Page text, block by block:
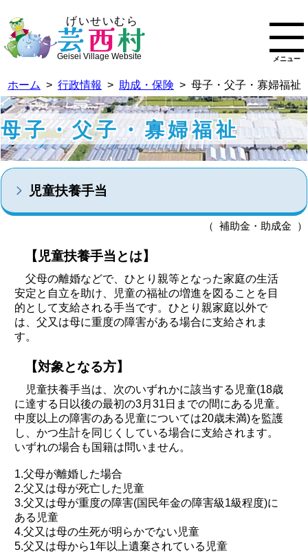
げいせいむら
芸西村
Geisei Village Website メニュー
ホーム > 行政情報 > 助成・保険 > 母子・父子・寡婦福祉
母子・父子・寡婦福祉
児童扶養手当
（ 補助金・助成金 ）
【児童扶養手当とは】
父母の離婚などで、ひとり親等となった家庭の生活
安定と自立を助け、児童の福祉の増進を図ることを目
的として支給される手当です。ひとり親家庭以外で
は、父又は母に重度の障害がある場合に支給されま
す。
【対象となる方】
児童扶養手当は、次のいずれかに該当する児童(18歳
に達する日以後の最初の3月31日までの間にある児童。
中度以上の障害のある児童については20歳未満)を監護
し、かつ生計を同じくしている場合に支給されます。
いずれの場合も国籍は問いません。
1.父母が離婚した場合
2.父又は母が死亡した児童
3.父又は母が重度の障害(国民年金の障害級1級程度)に
ある児童
4.父又は母の生死が明らかでない児童
5.父又は母から1年以上遺棄されている児童